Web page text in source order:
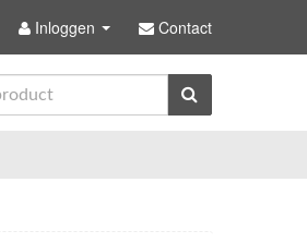
Inloggen Contact